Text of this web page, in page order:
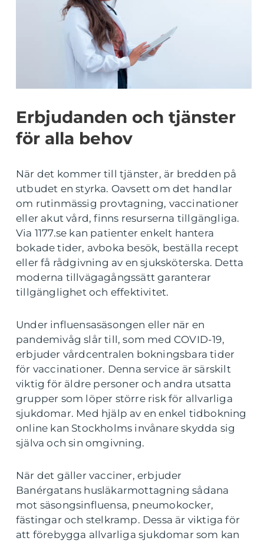
Erbjudanden och tjänster
för alla behov
När det kommer till tjänster, är bredden på
utbudet en styrka. Oavsett om det handlar
om rutinmässig provtagning, vaccinationer
eller akut vård, finns resurserna tillgängliga.
Via 1177.se kan patienter enkelt hantera
bokade tider, avboka besök, beställa recept
eller få rådgivning av en sjuksköterska. Detta
moderna tillvägagångssätt garanterar
tillgänglighet och effektivitet.
Under influensasäsongen eller när en
pandemivåg slår till, som med COVID-19,
erbjuder vårdcentralen bokningsbara tider
för vaccinationer. Denna service är särskilt
viktig för äldre personer och andra utsatta
grupper som löper större risk för allvarliga
sjukdomar. Med hjälp av en enkel tidbokning
online kan Stockholms invånare skydda sig
själva och sin omgivning.
När det gäller vacciner, erbjuder
Banérgatans husläkarmottagning sådana
mot säsongsinfluensa, pneumokocker,
fästingar och stelkramp. Dessa är viktiga för
att förebygga allvarliga sjukdomar som kan